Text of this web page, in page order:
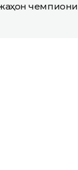
чемпиони